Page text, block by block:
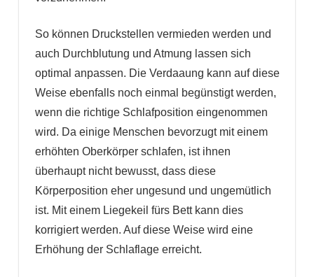
So können Druckstellen vermieden werden und
auch Durchblutung und Atmung lassen sich
optimal anpassen. Die Verdaaung kann auf diese
Weise ebenfalls noch einmal begünstigt werden,
wenn die richtige Schlafposition eingenommen
wird. Da einige Menschen bevorzugt mit einem
erhöhten Oberkörper schlafen, ist ihnen
überhaupt nicht bewusst, dass diese
Körperposition eher ungesund und ungemütlich
ist. Mit einem Liegekeil fürs Bett kann dies
korrigiert werden. Auf diese Weise wird eine
Erhöhung der Schlaflage erreicht.